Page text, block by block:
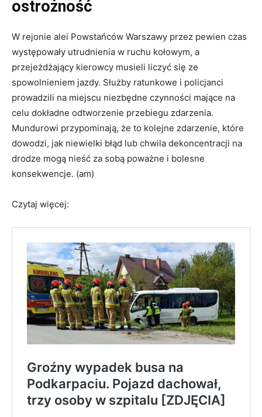
ostrożność
W rejonie alei Powstańców Warszawy przez pewien czas
występowały utrudnienia w ruchu kołowym, a
przejeżdżający kierowcy musieli liczyć się ze
spowolnieniem jazdy. Służby ratunkowe i policjanci
prowadzili na miejscu niezbędne czynności mające na
celu dokładne odtworzenie przebiegu zdarzenia.
Mundurowi przypominają, że to kolejne zdarzenie, które
dowodzi, jak niewielki błąd lub chwila dekoncentracji na
drodze mogą nieść za sobą poważne i bolesne
konsekwencje. (am)
Czytaj więcej: